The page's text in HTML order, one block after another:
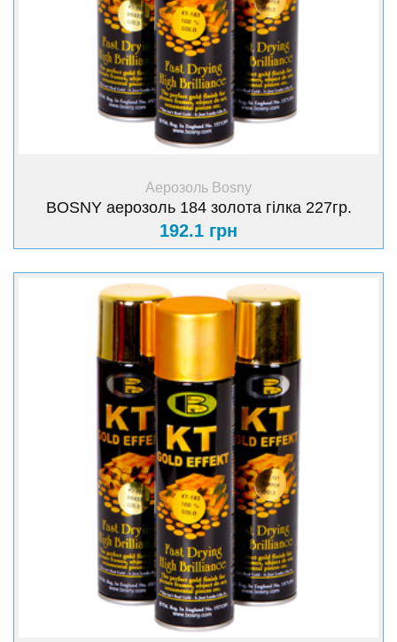
+ Купити
Аерозоль Bosny
BOSNY аерозоль 184 золота гілка 227гр.
192.1 грн